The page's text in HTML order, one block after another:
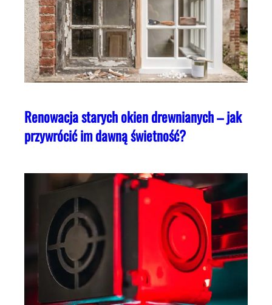
Renowacja starych okien drewnianych – jak
przywrócić im dawną świetność?